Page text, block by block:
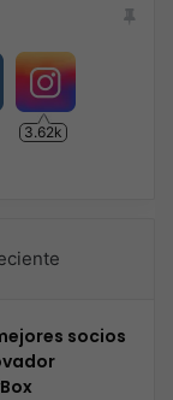
3.62k
socios